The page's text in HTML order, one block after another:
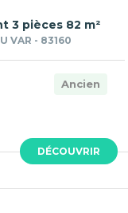
DÉCOUVRIR
3 pièces 82 m²
VAR - 83160
Ancien